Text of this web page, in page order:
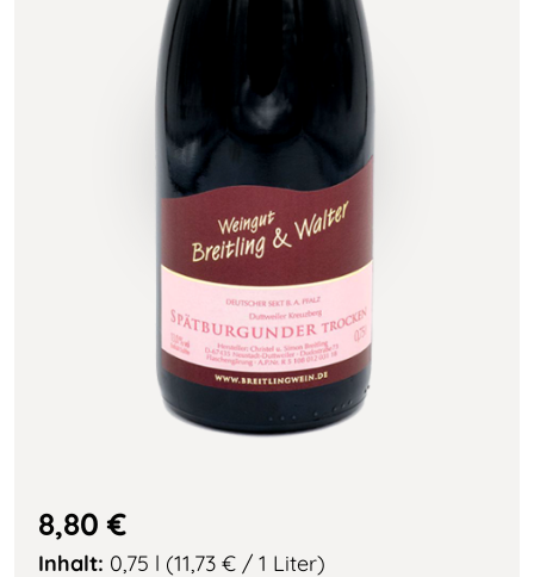
8,80 €
Inhalt: 0,75 l (11,73 € / 1 Liter)